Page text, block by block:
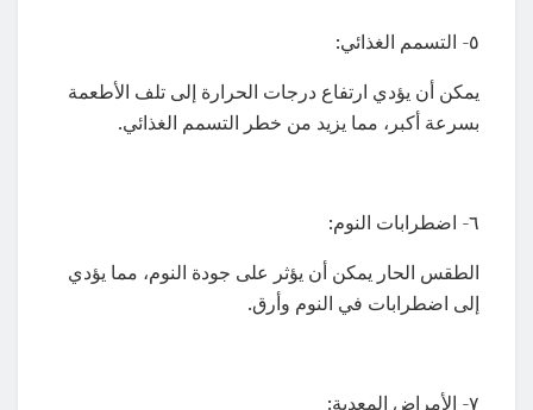
٥- التسمم الغذائي:
يمكن أن يؤدي ارتفاع درجات الحرارة إلى تلف الأطعمة
بسرعة أكبر، مما يزيد من خطر التسمم الغذائي.
٦- اضطرابات النوم:
الطقس الحار يمكن أن يؤثر على جودة النوم، مما يؤدي
إلى اضطرابات في النوم وأرق.
٧- الأمراض المعدية: